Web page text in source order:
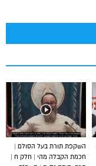
השקפת תורת בעל הסולם |
חכמת הקבלה מהי | חלק ח |